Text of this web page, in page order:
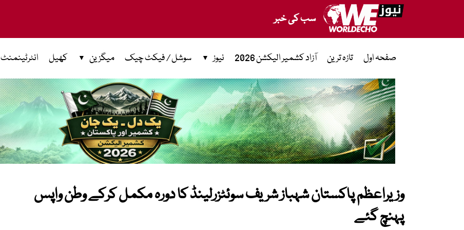
سب کی خبر
صفحہ اول تازہ ترین آزاد کشمیر الیکشن 2026 نیوز سوشل / فیکٹ چیک میگزین کھیل انٹرٹینمنٹ
وزیراعظم پاکستان شہباز شریف سوئٹزرلینڈ کا دورہ مکمل کرکے وطن واپس
پہنچ گئے